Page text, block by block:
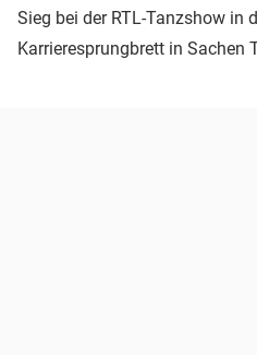
Sieg bei der RTL-Tanzshow in
Karrieresprungbrett in Sachen